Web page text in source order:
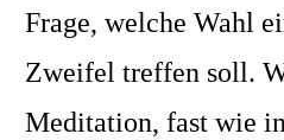
Frage, welche Wahl
Zweifel treffen soll.
Meditation, fast wie